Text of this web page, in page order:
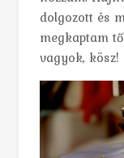
dolgozott és
megkaptam
vagyok, kösz!